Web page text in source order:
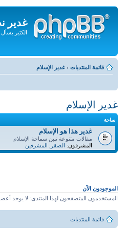
غدير
الكثير
المحتويات
قائمة المنتديات ‹ غدير الإسلام
غدير الإسلام
ساحة
غدير هذا هو الإسلام
مقالات متنوعة تبين سماحة الإسلام
المشرفون: الصقر المشرفين
الموجودون الآن
المستخدمون المتصفحون لهذا المنتدى: لا يوجد أعضاء
قائمة المنتديات